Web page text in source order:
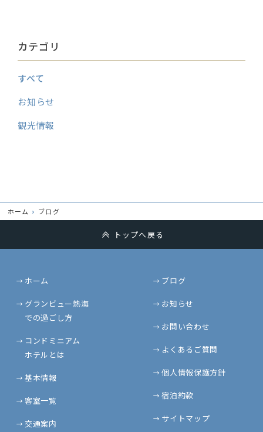
カテゴリ
すべて
お知らせ
観光情報
ホーム ブログ
トップへ戻る
ホーム
グランビュー熱海
での過ごし方
コンドミニアム
ホテルとは
基本情報
客室一覧
交通案内
ブログ
お知らせ
お問い合わせ
よくあるご質問
個人情報保護方針
宿泊約款
サイトマップ